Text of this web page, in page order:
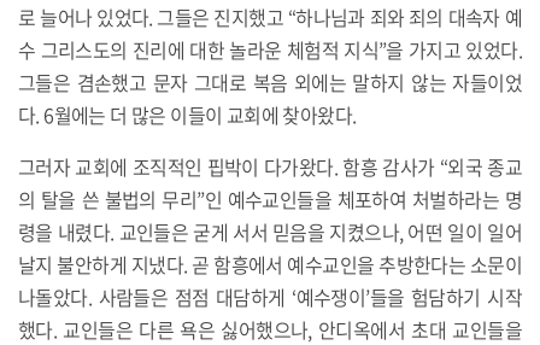
로 늘어나 있었다. 그들은 진지했고 “하나님과 죄와 죄의 대속자 예
수 그리스도의 진리에 대한 놀라운 체험적 지식”을 가지고 있었다.
그들은 겸손했고 문자 그대로 복음 외에는 말하지 않는 자들이었
다. 6월에는 더 많은 이들이 교회에 찾아왔다.
그러자 교회에 조직적인 핍박이 다가왔다. 함흥 감사가 “외국 종교
의 탈을 쓴 불법의 무리”인 예수교인들을 체포하여 처벌하라는 명
령을 내렸다. 교인들은 굳게 서서 믿음을 지켰으나, 어떤 일이 일어
날지 불안하게 지냈다. 곧 함흥에서 예수교인을 추방한다는 소문이
나돌았다. 사람들은 점점 대담하게 ‘예수쟁이’들을 험담하기 시작
했다. 교인들은 다른 욕은 싫어했으나, 안디옥에서 초대 교인들을